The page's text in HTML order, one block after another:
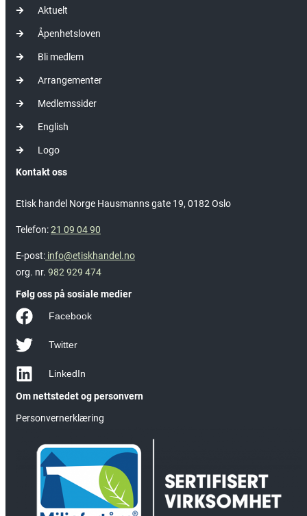
Aktuelt
Åpenhetsloven
Bli medlem
Arrangementer
Medlemssider
English
Logo
Kontakt oss
Etisk handel Norge Hausmanns gate 19, 0182 Oslo
Telefon:21 09 04 90
E-post: info@etiskhandel.no
org. nr. 982 929 474
Følg oss på sosiale medier
Facebook
Twitter
LinkedIn
Om nettstedet og personvern
Personvernerklæring